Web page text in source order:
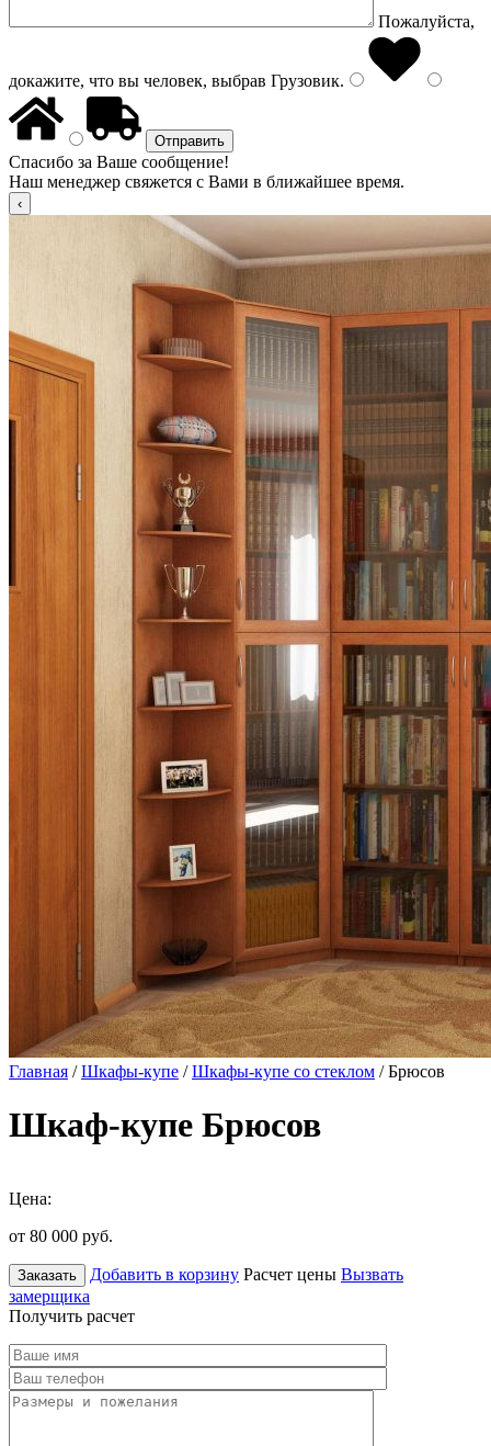
Пожалуйста,
докажите, что вы человек, выбрав Грузовик.
Спасибо за Ваше сообщение!
Наш менеджер свяжется с Вами в ближайшее время.
Главная /Шкафы-купе /Шкафы-купе со стеклом / Брюсов
Шкаф-купе Брюсов
Цена:
от 80 000 руб.
Заказать Добавить в корзину Расчет цены Вызвать
замерщика
Получить расчет